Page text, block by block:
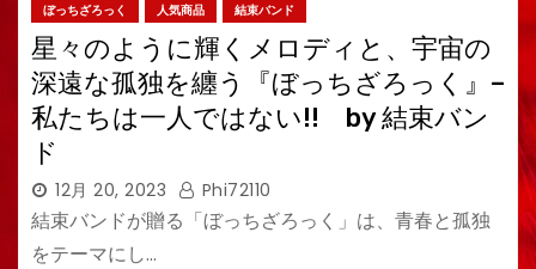
ぼっちざろっく 人気商品 結束バンド
星々のように輝くメロディと、宇宙の
深遠な孤独を纏う『ぼっちざろっく』–
私たちは一人ではない!! by 結束バン
ド
12月 20, 2023 Phi72110
結束バンドが贈る「ぼっちざろっく」は、青春と孤独
をテーマにし…